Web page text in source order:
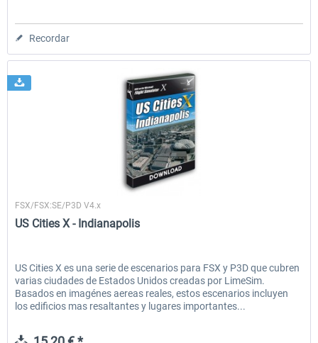
Recordar
Aerosoft
FSX/FSX:SE/P3D V4.x
US Cities X - Indianapolis
US Cities X es una serie de escenarios para FSX y P3D que cubren
varias ciudades de Estados Unidos creadas por LimeSim.
Basados en imagénes aereas reales, estos escenarios incluyen
los edificios mas resaltantes y lugares importantes...